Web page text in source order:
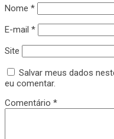
Nome *
E-mail *
Site
Salvar meus dados
eu comentar.
Comentário *